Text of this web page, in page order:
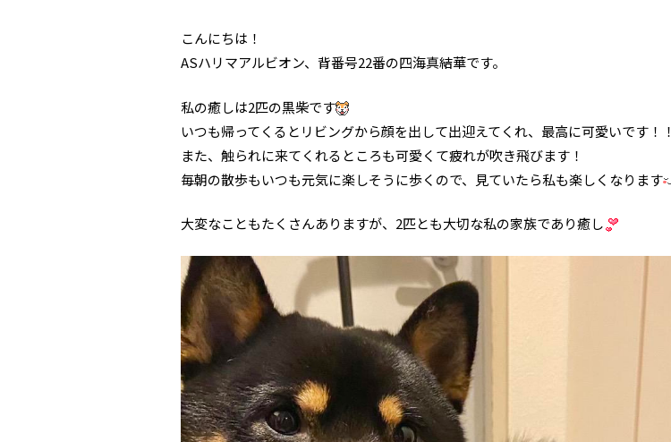
こんにちは！
ASハリマアルビオン、背番号22番の四海真結華です。
私の癒しは2匹の黒柴です
いつも帰ってくるとリビングから顔を出して出迎えてくれ、最高に可愛いです！！
また、触られに来てくれるところも可愛くて疲れが吹き飛びます！
毎朝の散歩もいつも元気に楽しそうに歩くので、見ていたら私も楽しくなります
大変なこともたくさんありますが、2匹とも大切な私の家族であり癒し